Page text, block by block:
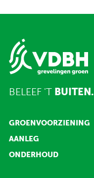
BELEEF 'T BUITEN.
GROENVOORZIENING
AANLEG
ONDERHOUD